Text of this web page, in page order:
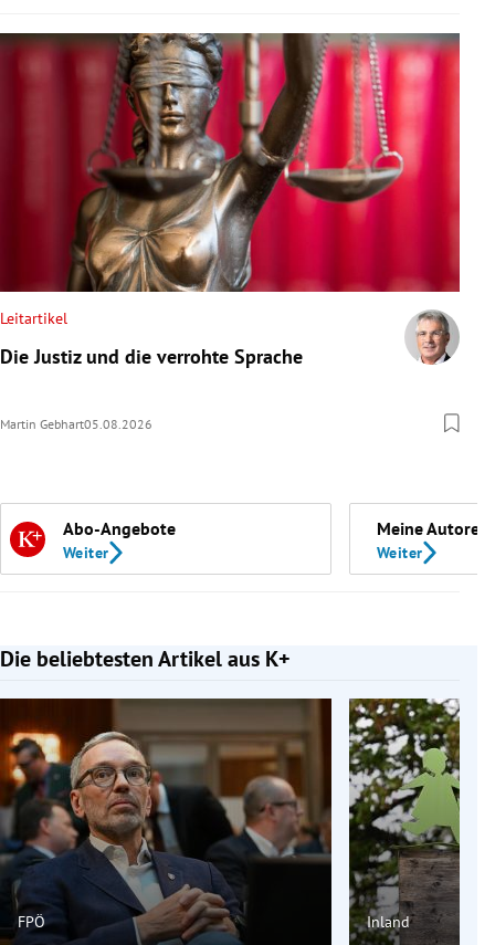
Leitartikel
Die Justiz und die verrohte Sprache
Martin Gebhart05.08.2026
Abo-Angebote
Weiter
Meine Autoren
Weiter
Die beliebtesten Artikel aus K+
Slide 1 von 7
FPÖ Inland